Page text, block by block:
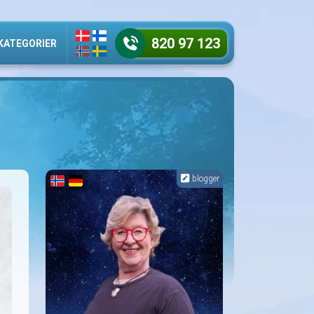
KATEGORIER 820 97 123
blogger